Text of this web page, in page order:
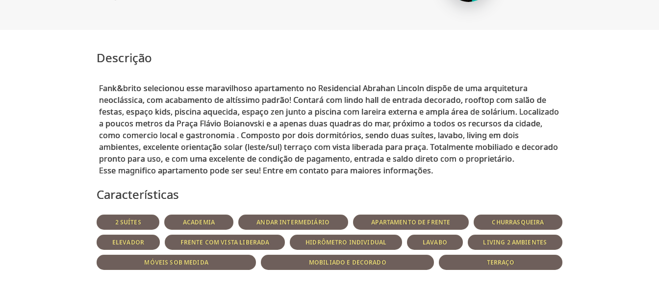
Descrição
Fank&brito selecionou esse maravilhoso apartamento no Residencial Abrahan Lincoln dispõe de uma arquitetura
neoclássica, com acabamento de altíssimo padrão! Contará com lindo hall de entrada decorado, rooftop com salão de
festas, espaço kids, piscina aquecida, espaço zen junto a piscina com lareira externa e ampla área de solárium. Localizado
a poucos metros da Praça Flávio Boianovski e a apenas duas quadras do mar, próximo a todos os recursos da cidade,
como comercio local e gastronomia . Composto por dois dormitórios, sendo duas suítes, lavabo, living em dois
ambientes, excelente orientação solar (leste/sul) terraço com vista liberada para praça. Totalmente mobiliado e decorado
pronto para uso, e com uma excelente de condição de pagamento, entrada e saldo direto com o proprietário.
Características
2 SUÍTES ACADEMIA ANDAR INTERMEDIÁRIO APARTAMENTO DE FRENTE CHURRASQUEIRA
ELEVADOR FRENTE COM VISTA LIBERADA HIDRÔMETRO INDIVIDUAL LAVABO LIVING 2 AMBIENTES
MÓVEIS SOB MEDIDA MOBILIADO E DECORADO TERRAÇO